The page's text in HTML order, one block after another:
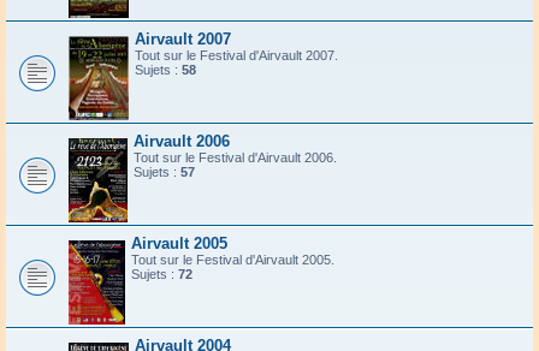
Airvault 2007
Tout sur le Festival d'Airvault 2007.
Sujets : 58
Airvault 2006
Tout sur le Festival d'Airvault 2006.
Sujets : 57
Airvault 2005
Tout sur le Festival d'Airvault 2005.
Sujets : 72
Airvault 2004